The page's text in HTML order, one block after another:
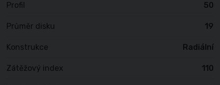
Profil 50
Průměr disku 19
Konstrukce Radiální
Zátěžový index 110